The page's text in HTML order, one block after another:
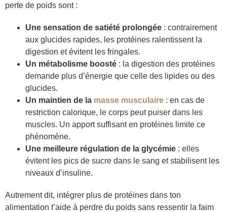
perte de poids sont :
Une sensation de satiété prolongée : contrairement
aux glucides rapides, les protéines ralentissent la
digestion et évitent les fringales.
Un métabolisme boosté : la digestion des protéines
demande plus d’énergie que celle des lipides ou des
glucides.
Un maintien de la masse musculaire : en cas de
restriction calorique, le corps peut puiser dans les
muscles. Un apport suffisant en protéines limite ce
phénomène.
Une meilleure régulation de la glycémie : elles
évitent les pics de sucre dans le sang et stabilisent les
niveaux d’insuline.
Autrement dit, intégrer plus de protéines dans ton
alimentation t’aide à perdre du poids sans ressentir la faim